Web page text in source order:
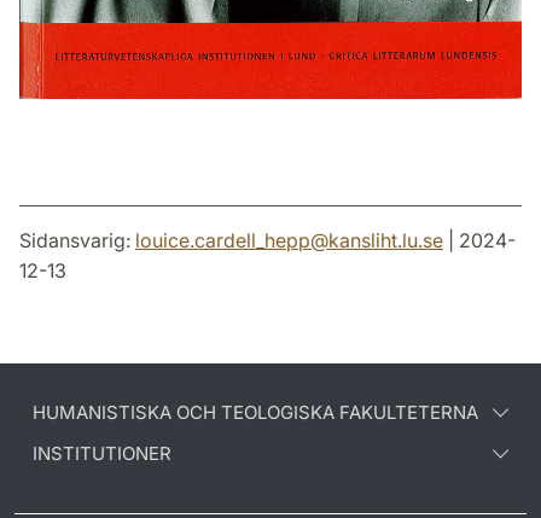
Sidansvarig: louice.cardell_hepp@kansliht.lu.se | 2024-
12-13
HUMANISTISKA OCH TEOLOGISKA FAKULTETERNA
INSTITUTIONER